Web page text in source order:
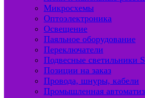
Микросхемы
Оптоэлектроника
Освещение
Паяльное оборудование
Переключатели
Подвесные светильники
Позиции на заказ
Провода, шнуры, кабели
Промышленная